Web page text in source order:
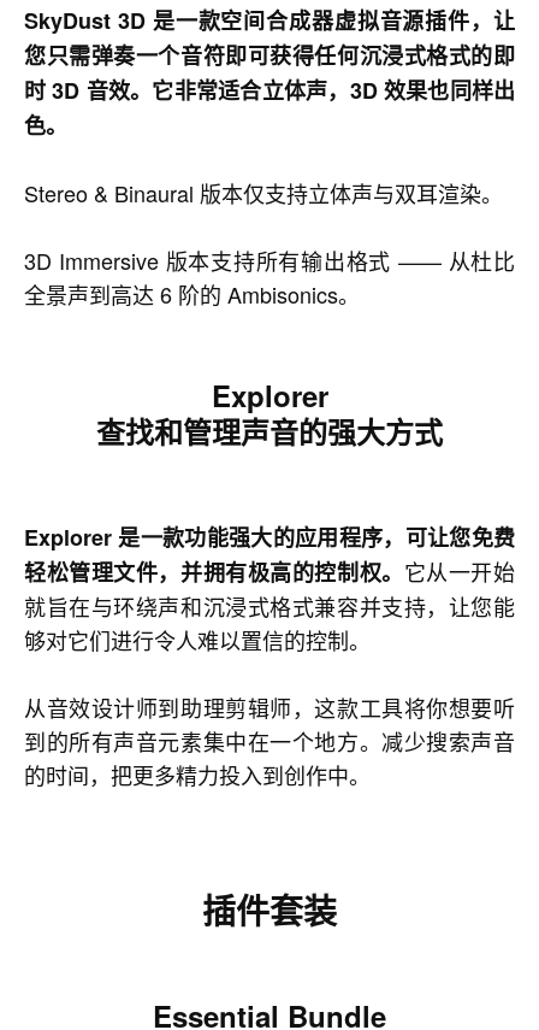
SkyDust 3D 是一款空间合成器虚拟音源插件，让
您只需弹奏一个音符即可获得任何沉浸式格式的即
时 3D 音效。它非常适合立体声，3D 效果也同样出
色。
Stereo & Binaural 版本仅支持立体声与双耳渲染。
3D Immersive 版本支持所有输出格式 —— 从杜比
全景声到高达 6 阶的 Ambisonics。
Explorer
查找和管理声音的强大方式
Explorer 是一款功能强大的应用程序，可让您免费
轻松管理文件，并拥有极高的控制权。 它从一开始
就旨在与环绕声和沉浸式格式兼容并支持，让您能
够对它们进行令人难以置信的控制。
从音效设计师到助理剪辑师，这款工具将你想要听
到的所有声音元素集中在一个地方。减少搜索声音
的时间，把更多精力投入到创作中。
插件套装
Essential Bundle